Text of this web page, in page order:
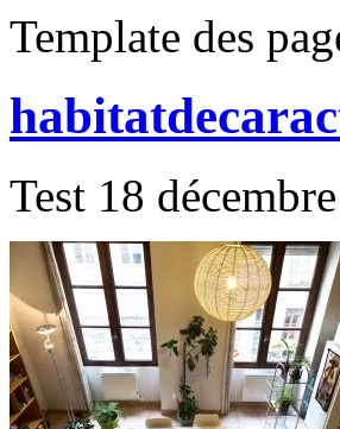
Template des
Test 18